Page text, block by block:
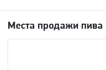
Места продажи пива